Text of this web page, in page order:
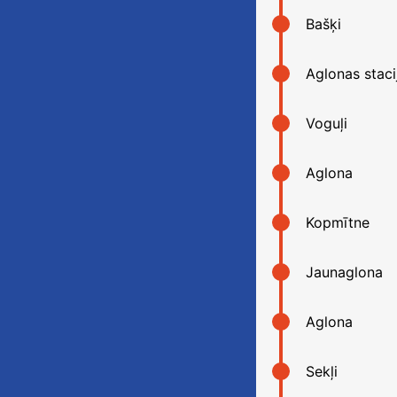
Bašķi
Aglonas
Voguļi
Aglona
Kopmītne
Jaunaglona
Aglona
Sekļi